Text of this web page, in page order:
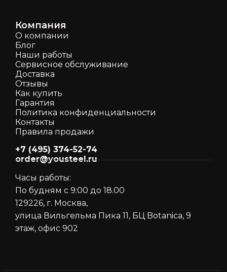
Компания
О компании
Блог
Наши работы
Сервисное обслуживание
Доставка
Отзывы
Как кyпить
Гарантия
Политика конфиденциальности
Контакты
Правила продажи
+7 (495) 374-52-74
order@yousteel.ru
Часы работы:
По будням с 9:00 до 18.00
129226, г. Москва,
улица Вильгельма Пика 11, БЦ Botanica, 9
этаж, офис 902